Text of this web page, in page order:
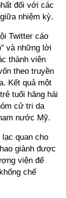
đối với các
nhiệm kỳ.
Twitter cáo
và những lời
thành viên
theo truyền
Kết quả một
tuổi hăng hái
cử tri da
nước Mỹ.
quan cho
giành được
viện để
chế